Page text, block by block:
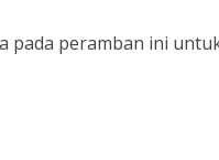
pada peramban ini